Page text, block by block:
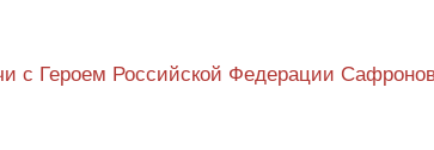
с Героем Российской Федерации